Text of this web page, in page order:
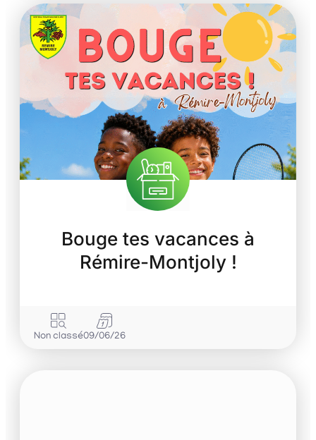
Bouge tes vacances à
Rémire-Montjoly !
Non classé09/06/26